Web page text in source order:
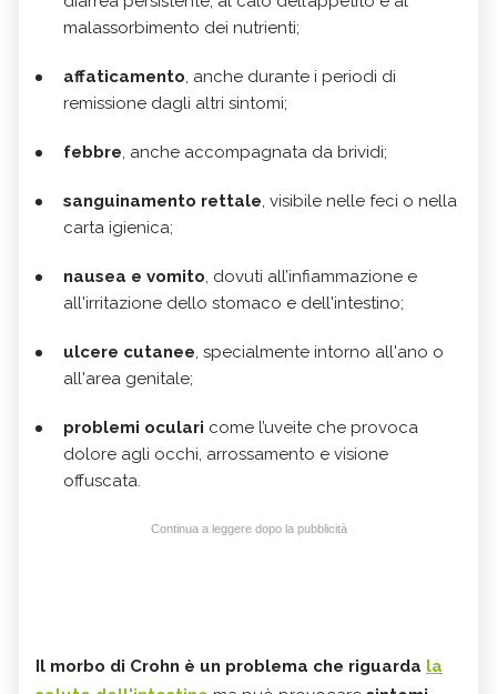
malassorbimento dei nutrienti;
affaticamento , anche durante i periodi di
remissione dagli altri sintomi;
febbre , anche accompagnata da brividi;
sanguinamento rettale , visibile nelle feci o nella
carta igienica;
nausea e vomito , dovuti all’infiammazione e
all'irritazione dello stomaco e dell'intestino;
ulcere cutanee , specialmente intorno all'ano o
all'area genitale;
problemi oculari come l’uveite che provoca
dolore agli occhi, arrossamento e visione
offuscata.
Continua a leggere dopo la pubblicità
Il morbo di Crohn è un problema che riguarda la